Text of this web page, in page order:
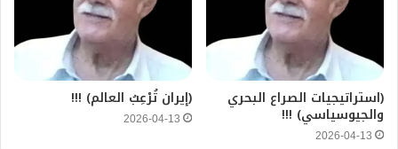
(استراتيجيات الصراع البحري
والجيوسياسي) !!!
2026-04-13
(إيران تُرْعِبُ العالم) !!!
2026-04-13